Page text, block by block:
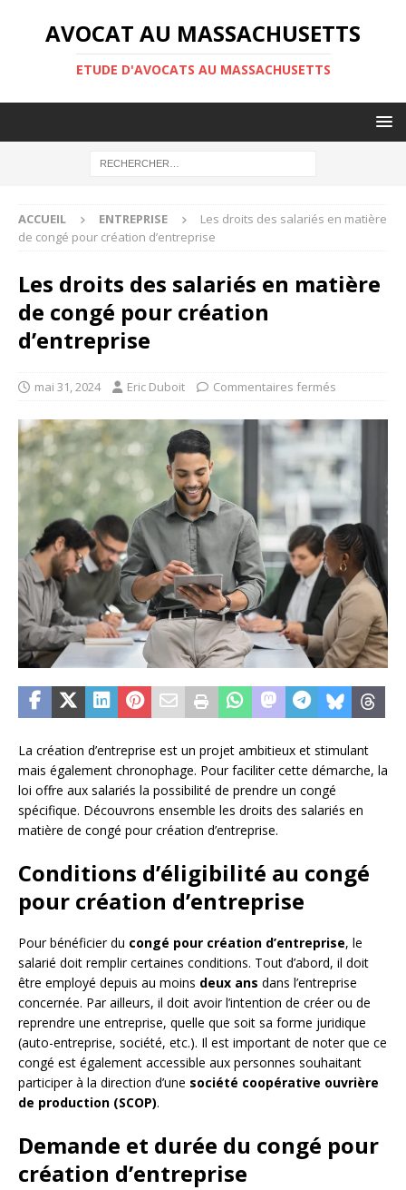
AVOCAT AU MASSACHUSETTS
ETUDE D'AVOCATS AU MASSACHUSETTS
ACCUEIL ENTREPRISE
Les droits des salariés en matière
de congé pour création d’entreprise
Les droits des salariés en matière
de congé pour création
d’entreprise
mai 31, 2024 Eric Duboit Commentaires fermés
La création d’entreprise est un projet ambitieux et stimulant
mais également chronophage. Pour faciliter cette démarche, la
loi offre aux salariés la possibilité de prendre un congé
spécifique. Découvrons ensemble les droits des salariés en
matière de congé pour création d’entreprise.
Conditions d’éligibilité au congé
pour création d’entreprise
Pour bénéficier du congé pour création d’entreprise, le
salarié doit remplir certaines conditions. Tout d’abord, il doit
être employé depuis au moins deux ans dans l’entreprise
concernée. Par ailleurs, il doit avoir l’intention de créer ou de
reprendre une entreprise, quelle que soit sa forme juridique
(auto-entreprise, société, etc.). Il est important de noter que ce
congé est également accessible aux personnes souhaitant
participer à la direction d’une société coopérative ouvrière
de production (SCOP).
Demande et durée du congé pour
création d’entreprise